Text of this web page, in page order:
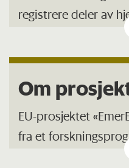
registrere deler av
aktivitet.
plasserer
elektrodene.
Vanligvis utføres
elektroder. EEG
Om
EU-prosjektet
fra et
hjelpe små og